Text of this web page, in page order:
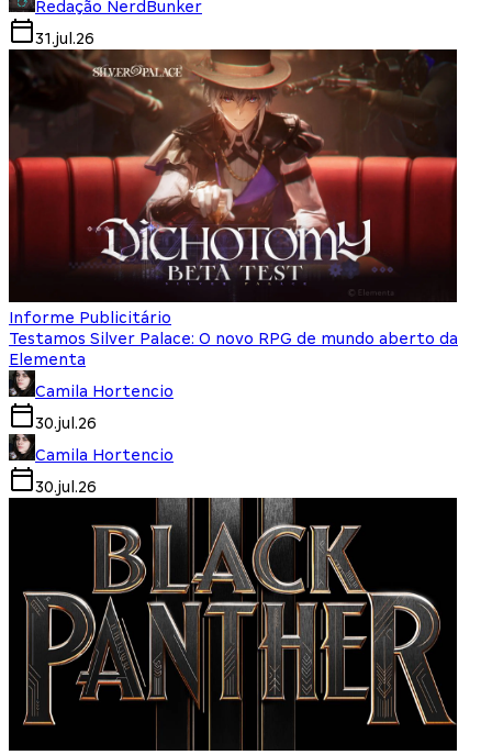
Redação NerdBunker
31.jul.26
Informe Publicitário
Testamos Silver Palace: O novo RPG de mundo aberto da
Elementa
Camila Hortencio
30.jul.26
Camila Hortencio
30.jul.26